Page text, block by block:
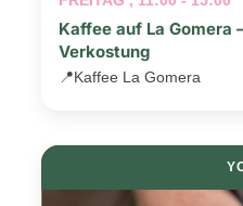
Kaffee auf La Gomera
Verkostung
📍Kaffee La Gomera